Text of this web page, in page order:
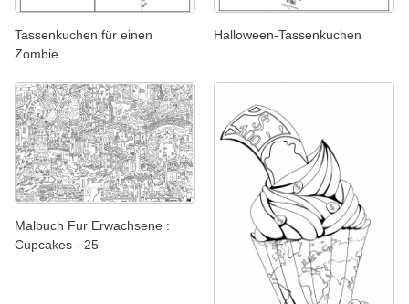
Tassenkuchen für einen
Zombie
Halloween-Tassenkuchen
Malbuch Fur Erwachsene :
Cupcakes - 25